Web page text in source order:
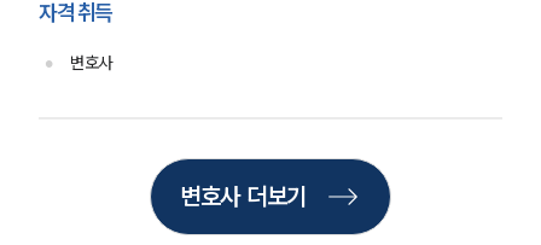
사례분석/최신동향
법률정보
법률지식인
고객후기
자격 취득
변호사
변호사 더보기